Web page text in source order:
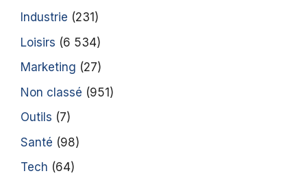
Industrie (231)
Loisirs (6 534)
Marketing (27)
Non classé (951)
Outils (7)
Santé (98)
Tech (64)